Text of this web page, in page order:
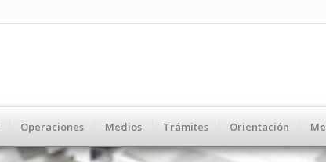
Operaciones Medios Trámites Orientación